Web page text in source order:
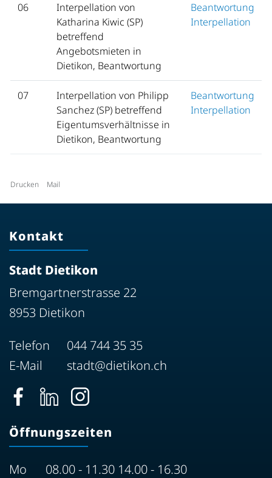
06
Interpellation von
Katharina Kiwic (SP)
betreffend
Angebotsmieten in
Dietikon, Beantwortung
Beantwortung
Interpellation
07
Interpellation von Philipp
Sanchez (SP) betreffend
Eigentumsverhältnisse in
Dietikon, Beantwortung
Beantwortung
Interpellation
Drucken Mail
Kontakt
Stadt Dietikon
Bremgartnerstrasse 22
8953 Dietikon
Telefon
044 744 35 35
E-Mail
stadt@dietikon.ch
Öffnungszeiten
Mo
08.00 - 11.30 14.00 - 16.30